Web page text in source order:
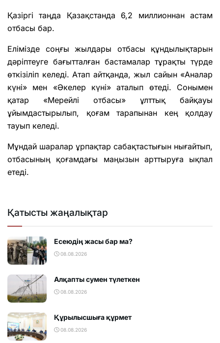
Қазіргі таңда Қазақстанда 6,2 миллионнан астам
отбасы бар.
Елімізде соңғы жылдары отбасы құндылықтарын
дәріптеуге бағытталған бастамалар тұрақты түрде
өткізіліп келеді. Атап айтқанда, жыл сайын «Аналар
күні» мен «Әкелер күні» аталып өтеді. Сонымен
қатар «Мерейлі отбасы» ұлттық байқауы
ұйымдастырылып, қоғам тарапынан кең қолдау
тауып келеді.
Мұндай шаралар ұрпақтар сабақтастығын нығайтып,
отбасының қоғамдағы маңызын арттыруға ықпал
етеді.
Қатысты жаңалықтар
Есеюдің жасы бар ма?
08.08.2026
Алқапты сумен түлеткен
08.08.2026
Құрылысшыға құрмет
08.08.2026